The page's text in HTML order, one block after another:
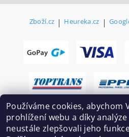
Zboží.cz | Heureka.cz |
Používáme cookies, abychom
prohlížení webu a díky
neustále zlepšovali jeho